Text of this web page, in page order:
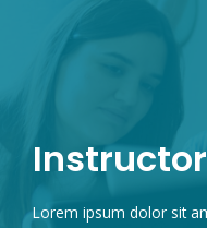
Lorem ipsum dolor sit